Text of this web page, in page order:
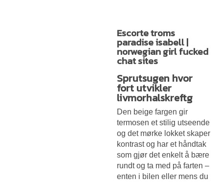
Escorte troms
paradise isabell |
norwegian girl fucked
chat sites
Sprutsugen hvor
fort utvikler
livmorhalskreftg
Den beige fargen gir
termosen et stilig utseende
og det mørke lokket skaper
kontrast og har et håndtak
som gjør det enkelt å bære
rundt og ta med på farten –
enten i bilen eller mens du